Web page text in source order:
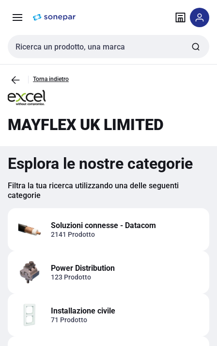
navigazione alla
Cerca input
Torna indietro
MAYFLEX UK LIMITED
Esplora le nostre categorie
Filtra la tua ricerca utilizzando una delle seguenti
categorie
Soluzioni connesse - Datacom
2141 Prodotto
Power Distribution
123 Prodotto
Installazione civile
71 Prodotto